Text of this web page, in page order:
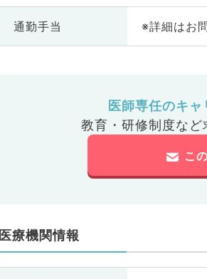
通勤手当 ※詳細はお
医師専任のキ
教育・研修制度など
こ
医療機関情報